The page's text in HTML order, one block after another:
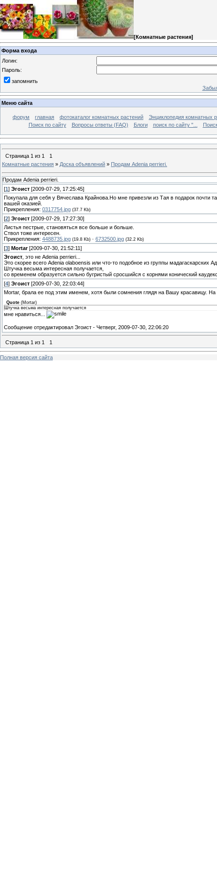
[Комнатные растения]
Форма входа
Логин:
Пароль:
запомнить
Меню сайта
форум главная фотокаталог комнатных растений
Энциклопедия комнатных
Поиск по сайту
Вопросы ответы (FAQ) Блоги поиск по сайту "...
Страница 1 из 1
1
Комнатные растения » Доска объявлений » Продам Adenia perrieri.
Продам Adenia perrieri.
[1] Эгоист [2009-07-29, 17:25:45]
Покупала для себя у Вячеслава Крайнова.Но мне привезли из Тая в подарок почти
вашей оказией.
Прикрепления: 0317754.jpg (37.7 Kb)
[2] Эгоист [2009-07-29, 17:27:30]
Листья пестрые, становяться все больше и больше.
Ствол тоже интересен.
Прикрепления: 4488735.jpg (19.8 Kb) · 6732500.jpg (32.2 Kb)
[3] Mortar[2009-07-30, 21:52:11]
Эгоист , это не Adenia perrieri...
Это скорее всего Adenia olaboensis или что-то подобное из группы мадагаскарских
Штучка весьма интересная получается,
со временем образуется сильно бугристый сросшийся с корнями конический
[4] Эгоист [2009-07-30, 22:03:44]
Mortar, брала ее под этим именем, хотя были сомнения глядя на Вашу красавицу.
Quote (Mortar)
Штучка весьма интересная получается
мне нравиться...
Сообщение отредактировал Эгоист - Четверг, 2009-07-30, 22:06:20
Страница 1 из 1 1
Полная версия сайта